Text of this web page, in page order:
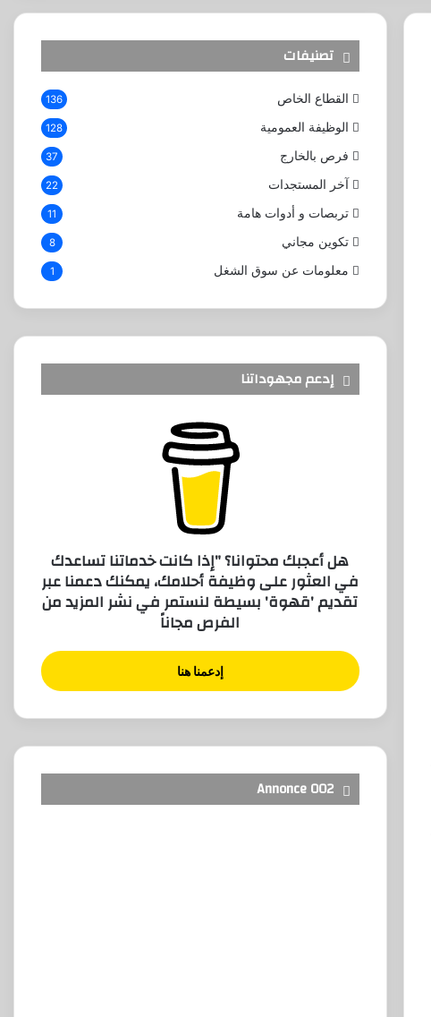
تصنيفات
القطاع الخاص 136
الوظيفة العمومية 128
فرص بالخارج 37
آخر المستجدات 22
تربصات و أدوات هامة 11
تكوين مجاني 8
معلومات عن سوق الشغل 1
إدعم مجهوداتنا
هل أعجبك محتوانا؟ "إذا كانت خدماتنا تساعدك
في العثور على وظيفة أحلامك، يمكنك دعمنا عبر
تقديم 'قهوة' بسيطة لنستمر في نشر المزيد من
الفرص مجاناً
إدعمنا هنا
Annonce 002